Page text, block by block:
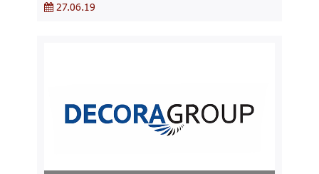
27.06.19